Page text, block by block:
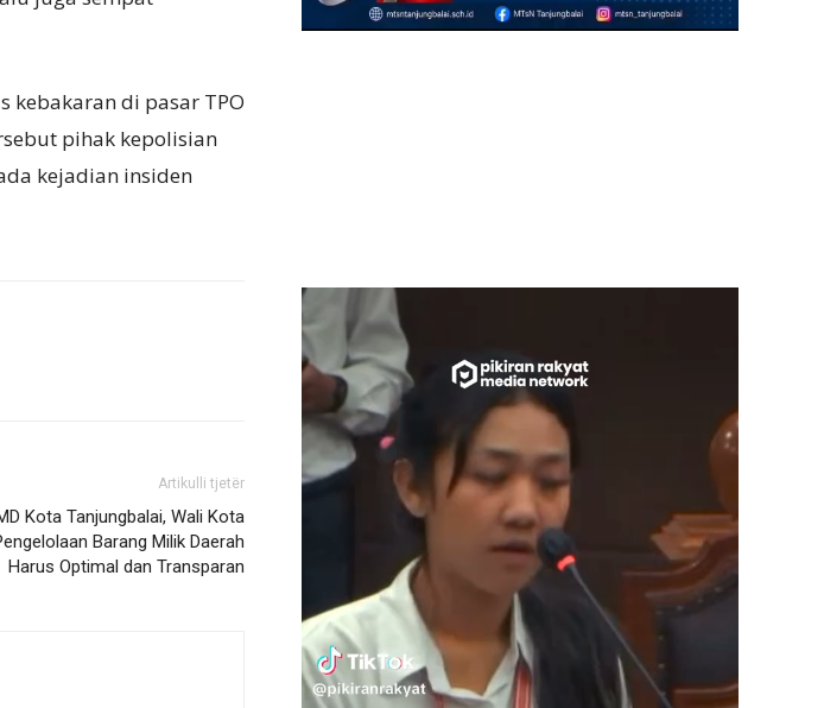
kebakaran di pasar TPO
pihak kepolisian
kejadian insiden
Artikulli tjetër
Kota Tanjungbalai, Wali Kota
Barang Milik Daerah
Harus Optimal dan Transparan